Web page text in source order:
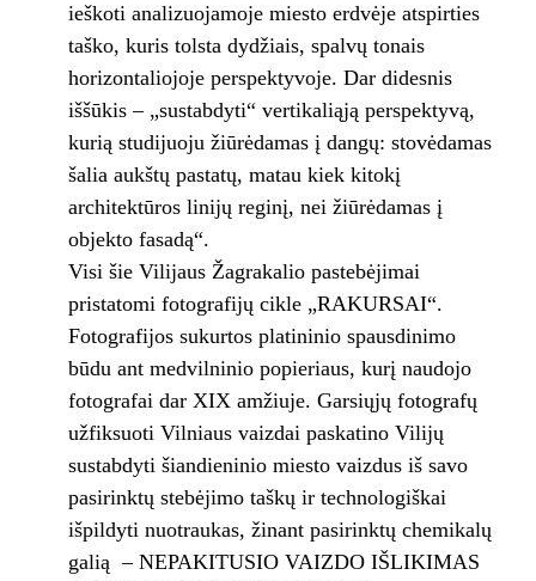
ieškoti analizuojamoje miesto erdvėje atspirties
taško, kuris tolsta dydžiais, spalvų tonais
horizontaliojoje perspektyvoje. Dar didesnis
iššūkis – „sustabdyti“ vertikaliąją perspektyvą,
kurią studijuoju žiūrėdamas į dangų: stovėdamas
šalia aukštų pastatų, matau kiek kitokį
architektūros linijų reginį, nei žiūrėdamas į
objekto fasadą“.
Visi šie Vilijaus Žagrakalio pastebėjimai
pristatomi fotografijų cikle „RAKURSAI“.
Fotografijos sukurtos platininio spausdinimo
būdu ant medvilninio popieriaus, kurį naudojo
fotografai dar XIX amžiuje. Garsiųjų fotografų
užfiksuoti Vilniaus vaizdai paskatino Vilijų
sustabdyti šiandieninio miesto vaizdus iš savo
pasirinktų stebėjimo taškų ir technologiškai
išpildyti nuotraukas, žinant pasirinktų chemikalų
galią – NEPAKITUSIO VAIZDO IŠLIKIMAS